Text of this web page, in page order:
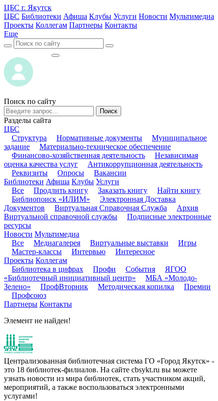
ЦБС г. Якутск
ЦБС Библиотеки Афиша Клубы Услуги Новости Мультимедиа
Проекты Коллегам Партнеры Контакты
Еще
Поиск по сайту
Поиск
Разделы сайта
ЦБС
Структура
Нормативные документы
Муниципальное
задание
Материально-техническое обеспечение
Финансово-хозяйственная деятельность
Независимая
оценка качества услуг
Антикоррупционная деятельность
Реквизиты
Опросы
Вакансии
Библиотеки Афиша Клубы Услуги
Все
Продлить книгу Заказать книгу
Найти книгу
Библиопоиск «ИЛИМ»
Электронная Доставка
Документов
Виртуальная Справочная Служба
Архив
Виртуальной справочной службы
Подписные электронные
ресурсы
Новости Мультимедиа
Все
Медиагалерея Виртуальные выставки
Игры
Мастер-классы
Интервью
Интересное
Проекты Коллегам
Библиотека в цифрах
Профи События
ЯГОО
«Библиотечный инициативный центр»
МБА «Молодо-
Зелено»
ПрофВторник Методическая копилка
Премии
Профсоюз
Партнеры Контакты
Элемент не найден!
Централизованная библиотечная система ГО «Город Якутск» -
это 18 библиотек-филиалов. На сайте cbsykt.ru вы можете
узнать новости из мира библиотек, стать участником акций,
мероприятий, а также воспользоваться электронными
услугами!